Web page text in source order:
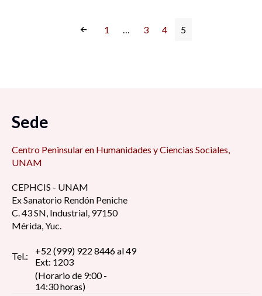
1 … 3 4 5
Sede
Centro Peninsular en Humanidades y Ciencias Sociales,
UNAM
CEPHCIS - UNAM
Ex Sanatorio Rendón Peniche
C. 43 SN, Industrial, 97150
Mérida, Yuc.
Tel.:
+52 (999) 922 8446 al 49
Ext: 1203
(Horario de 9:00 -
14:30 horas)